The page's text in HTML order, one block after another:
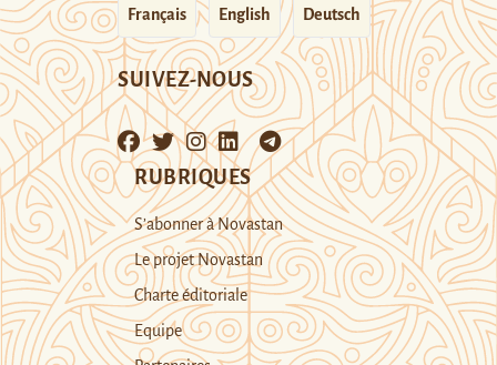
Français English Deutsch
SUIVEZ-NOUS
RUBRIQUES
S’abonner à Novastan
Le projet Novastan
Charte éditoriale
Equipe